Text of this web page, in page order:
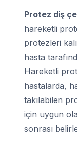
Protez diş
hareketli
protezleri
hasta
Hareketli
hastalarda,
takılabilen
için uygun
sonrası